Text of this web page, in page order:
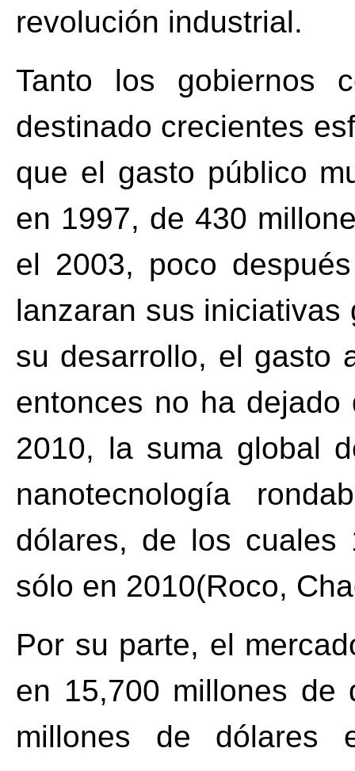
revolución industrial.
Tanto los gobiernos
destinado crecientes
que el gasto público
en 1997, de 430
el 2003, poco
lanzaran sus iniciativas
su desarrollo, el gasto
entonces no ha
2010, la suma global
nanotecnología
dólares, de los cuales
sólo en 2010(Roco,
Por su parte, el
en 15,700 millones de
millones de dólares